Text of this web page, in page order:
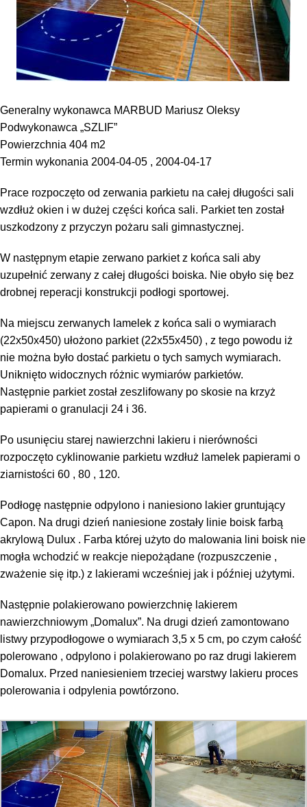
Generalny wykonawca MARBUD Mariusz Oleksy
Podwykonawca „SZLIF”
Powierzchnia 404 m2
Termin wykonania 2004-04-05 , 2004-04-17
Prace rozpoczęto od zerwania parkietu na całej długości sali
wzdłuż okien i w dużej części końca sali. Parkiet ten został
uszkodzony z przyczyn pożaru sali gimnastycznej.
W następnym etapie zerwano parkiet z końca sali aby
uzupełnić zerwany z całej długości boiska. Nie obyło się bez
drobnej reperacji konstrukcji podłogi sportowej.
Na miejscu zerwanych lamelek z końca sali o wymiarach
(22x50x450) ułożono parkiet (22x55x450) , z tego powodu iż
nie można było dostać parkietu o tych samych wymiarach.
Uniknięto widocznych różnic wymiarów parkietów.
Następnie parkiet został zeszlifowany po skosie na krzyż
papierami o granulacji 24 i 36.
Po usunięciu starej nawierzchni lakieru i nierówności
rozpoczęto cyklinowanie parkietu wzdłuż lamelek papierami o
ziarnistości 60 , 80 , 120.
Podłogę następnie odpylono i naniesiono lakier gruntujący
Capon. Na drugi dzień naniesione zostały linie boisk farbą
akrylową Dulux . Farba której użyto do malowania lini boisk nie
mogła wchodzić w reakcje niepożądane (rozpuszczenie ,
zważenie się itp.) z lakierami wcześniej jak i później użytymi.
Następnie polakierowano powierzchnię lakierem
nawierzchniowym „Domalux”. Na drugi dzień zamontowano
listwy przypodłogowe o wymiarach 3,5 x 5 cm, po czym całość
polerowano , odpylono i polakierowano po raz drugi lakierem
Domalux. Przed naniesieniem trzeciej warstwy lakieru proces
polerowania i odpylenia powtórzono.